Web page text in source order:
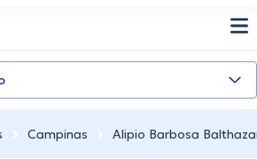
Campinas Alipio Barbosa